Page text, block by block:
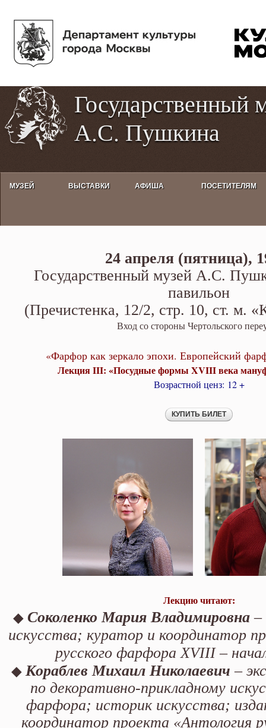
Государственный
А.С. Пушкина
МУЗЕЙ ВЫСТАВКИ АФИША ПОСЕТИТЕЛЯМ
«Фарфор как зеркало эпохи.
Лекция III: «Посудные формы
24 апреля (пятница),
Государственный музей А.С.
павильон
(Пречистенка, 12/2, стр. 10, ст. м.
Вход со стороны Чертольского
«Фарфор как зеркало эпохи. Европейский
Лекция III: «Посудные формы XVIII века
Возрастной ценз: 12 +
Лекцию читают:
◆ Соколенко Мария Владимировна–
искусства; куратор и координатор
русского фарфора XVIII –
◆ Кораблев Михаил Николаевич–
по декоративно-прикладному
фарфора; историк искусства;
координатор проекта «Антология